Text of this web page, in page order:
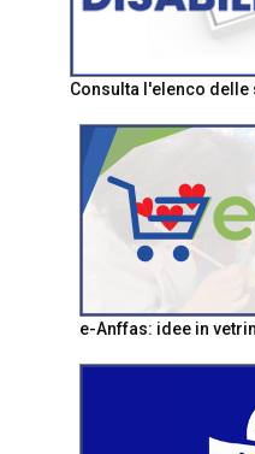
Consulta l'elenco
e-Anffas: idee in